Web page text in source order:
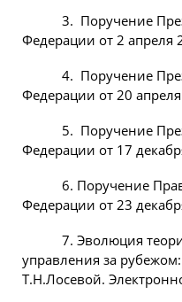
3. Поручение
Федерации от 2 апреля
4. Поручение
Федерации от 20
5. Поручение
Федерации от 17
6. Поручение
Федерации от 23
7. Эволюция
управления за
Т.Н.Лосевой.